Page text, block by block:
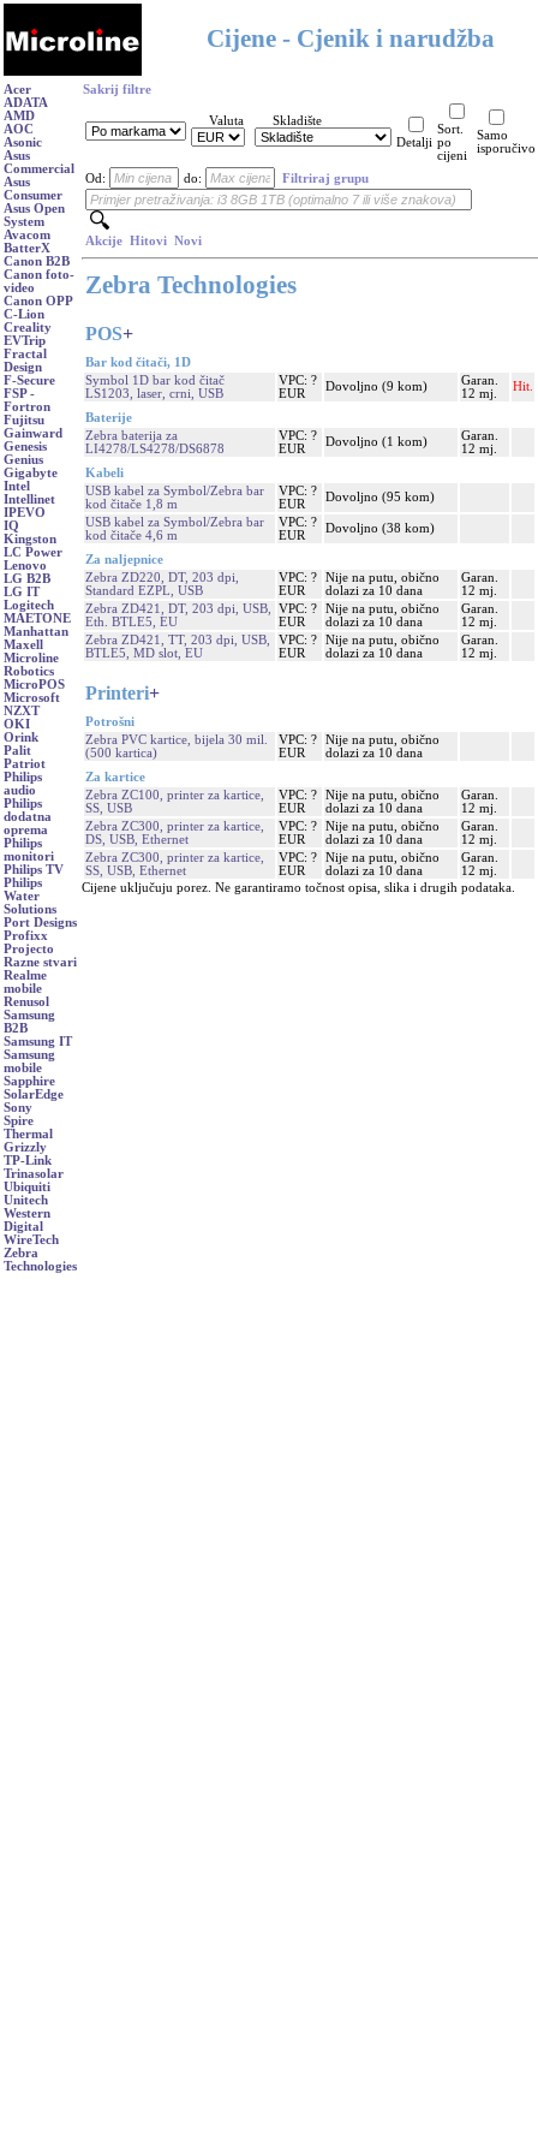
Cijene - Cjenik i narudžba
Acer
ADATA
AMD
AOC
Asonic
Asus
Commercial
Asus
Consumer
Asus Open
System
Avacom
BatterX
Canon B2B
Canon foto-
video
Canon OPP
C-Lion
Creality
EVTrip
Fractal
Design
F-Secure
FSP -
Fortron
Fujitsu
Gainward
Genesis
Genius
Gigabyte
Intel
Intellinet
IPEVO
IQ
Kingston
LC Power
Lenovo
LG B2B
LG IT
Logitech
MAETONE
Manhattan
Maxell
Microline
Robotics
MicroPOS
Microsoft
NZXT
OKI
Orink
Palit
Patriot
Philips
audio
Philips
dodatna
oprema
Philips
monitori
Philips TV
Philips
Water
Solutions
Port Designs
Profixx
Projecto
Razne stvari
Realme
mobile
Renusol
Samsung
B2B
Samsung IT
Samsung
mobile
Sapphire
SolarEdge
Sony
Spire
Thermal
Grizzly
TP-Link
Trinasolar
Ubiquiti
Unitech
Western
Digital
WireTech
Zebra
Technologies
Sakrij filtre
Valuta
Skladište
Detalji
Sort.
po
cijeni
Samo
isporučivo
Od: do: Filtriraj grupu
Akcije Hitovi Novi
Zebra Technologies
POS+
Bar kod čitači, 1D
Symbol 1D bar kod čitač
LS1203, laser, crni, USB
VPC: ?
EUR
Dovoljno (9 kom)
Garan.
12 mj.
Hit.
Baterije
Zebra baterija za
LI4278/LS4278/DS6878
VPC: ?
EUR
Dovoljno (1 kom)
Garan.
12 mj.
Kabeli
USB kabel za Symbol/Zebra bar
kod čitače 1,8 m
VPC: ?
EUR
Dovoljno (95 kom)
USB kabel za Symbol/Zebra bar
kod čitače 4,6 m
VPC: ?
EUR
Dovoljno (38 kom)
Za naljepnice
Zebra ZD220, DT, 203 dpi,
Standard EZPL, USB
VPC: ?
EUR
Nije na putu, obično
dolazi za 10 dana
Garan.
12 mj.
Zebra ZD421, DT, 203 dpi, USB,
Eth. BTLE5, EU
VPC: ?
EUR
Nije na putu, obično
dolazi za 10 dana
Garan.
12 mj.
Zebra ZD421, TT, 203 dpi, USB,
BTLE5, MD slot, EU
VPC: ?
EUR
Nije na putu, obično
dolazi za 10 dana
Garan.
12 mj.
Printeri+
Potrošni
Zebra PVC kartice, bijela 30 mil.
(500 kartica)
VPC: ?
EUR
Nije na putu, obično
dolazi za 10 dana
Za kartice
Zebra ZC100, printer za kartice,
SS, USB
VPC: ?
EUR
Nije na putu, obično
dolazi za 10 dana
Garan.
12 mj.
Zebra ZC300, printer za kartice,
DS, USB, Ethernet
VPC: ?
EUR
Nije na putu, obično
dolazi za 10 dana
Garan.
12 mj.
Zebra ZC300, printer za kartice,
SS, USB, Ethernet
VPC: ?
EUR
Nije na putu, obično
dolazi za 10 dana
Garan.
12 mj.
Cijene uključuju porez. Ne garantiramo točnost opisa, slika i drugih podataka.